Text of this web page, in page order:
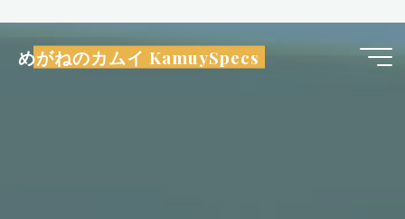
めがねのカムイ KamuySpecs